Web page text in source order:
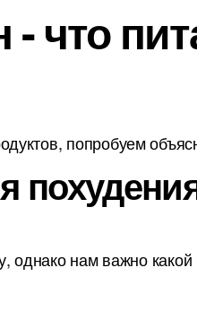
что
попробуем
нам важно